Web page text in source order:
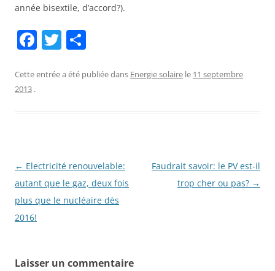
année bisextile, d’accord?).
F
c
o
k
T
itt ta
Cette entrée a été publiée dans Energie solaire le 11 septembre
2013 .
Navigation
des
articles
← Electricité renouvelable:
autant que le gaz, deux fois
plus que le nucléaire dès
2016!
Faudrait savoir: le PV est-il
trop cher ou pas? →
Laisser un commentaire